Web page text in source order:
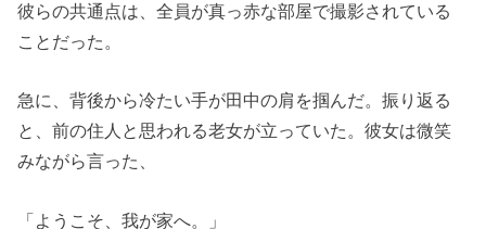
彼らの共通点は、全員が真っ赤な部屋で撮影されている
ことだった。
急に、背後から冷たい手が田中の肩を掴んだ。振り返る
と、前の住人と思われる老女が立っていた。彼女は微笑
みながら言った、
「ようこそ、我が家へ。」